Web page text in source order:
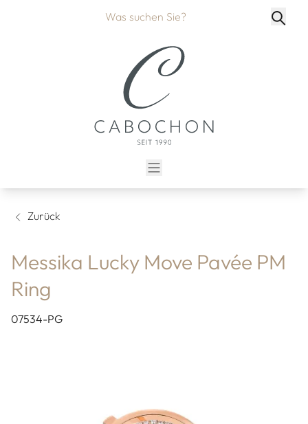
Zurück
Messika Lucky Move Pavée PM
Ring
07534-PG